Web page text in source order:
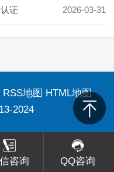
证 2026-03-31
RSS地图
HTML地图
2024
咨询 QQ咨询